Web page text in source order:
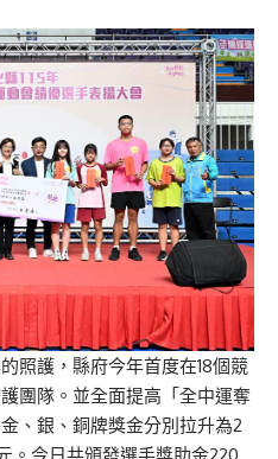
照護，縣府今年首度在18個競
團隊。並全面提高「全中運奪
、銀、銅牌獎金分別拉升為2